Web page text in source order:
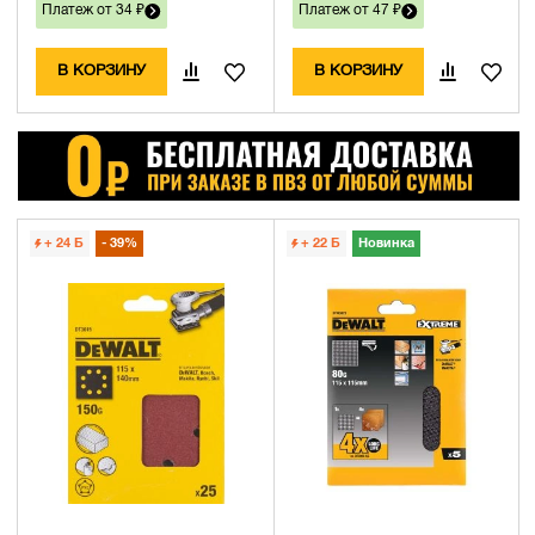
Платеж от 34 ₽
В КОРЗИНУ
Платеж от 47 ₽
В КОРЗИНУ
+ 24 Б 39% + 22 Б Новинка